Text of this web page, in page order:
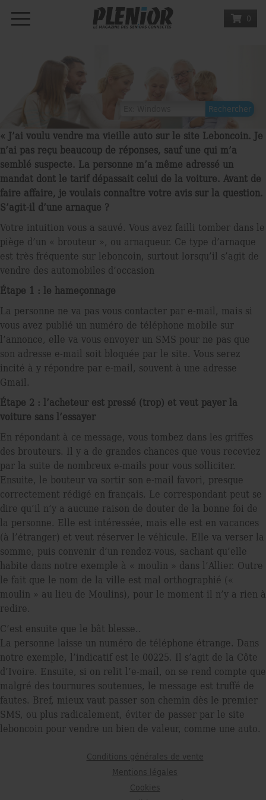
0
« J’ai voulu vendre ma vieille auto sur le site Leboncoin. Je
n’ai pas reçu beaucoup de réponses, sauf une qui m’a
semblé suspecte. La personne m’a même adressé un
mandat dont le tarif dépassait celui de la voiture. Avant de
faire affaire, je voulais connaître votre avis sur la question.
S’agit-il d’une arnaque ?
Votre intuition vous a sauvé. Vous avez failli tomber dans le
piège d’un « brouteur », ou arnaqueur. Ce type d’arnaque
est très fréquente sur leboncoin, surtout lorsqu’il s’agit de
vendre des automobiles d’occasion
Étape 1 : le hameçonnage
La personne ne va pas vous contacter par e-mail, mais si
vous avez publié un numéro de téléphone mobile sur
l’annonce, elle va vous envoyer un SMS pour ne pas que
son adresse e-mail soit bloquée par le site. Vous serez
incité à y répondre par e-mail, souvent à une adresse
Gmail.
Étape 2 : l’acheteur est pressé (trop) et veut payer la
voiture sans l’essayer
En répondant à ce message, vous tombez dans les griffes
des brouteurs. Il y a de grandes chances que vous receviez
par la suite de nombreux e-mails pour vous solliciter.
Ensuite, le bouteur va sortir son e-mail favori, presque
correctement rédigé en français. Le correspondant peut se
dire qu’il n’y a aucune raison de douter de la bonne foi de
la personne. Elle est intéressée, mais elle est en vacances
(à l’étranger) et veut réserver le véhicule. Elle va verser la
somme, puis convenir d’un rendez-vous, sachant qu’elle
habite dans notre exemple à « moulin » dans l’Allier. Outre
le fait que le nom de la ville est mal orthographié («
moulin » au lieu de Moulins), pour le moment il n’y a rien à
redire.
C’est ensuite que le bât blesse..
La personne laisse un numéro de téléphone étrange. Dans
notre exemple, l’indicatif est le 00225. Il s’agit de la Côte
d’Ivoire. Ensuite, si on relit l’e-mail, on se rend compte que
malgré des tournures soutenues, le message est truffé de
fautes. Bref, mieux vaut passer son chemin dès le premier
SMS, ou plus radicalement, éviter de passer par le site
leboncoin pour vendre un bien de valeur, comme une auto.
Conditions générales de vente
Mentions légales
Cookies